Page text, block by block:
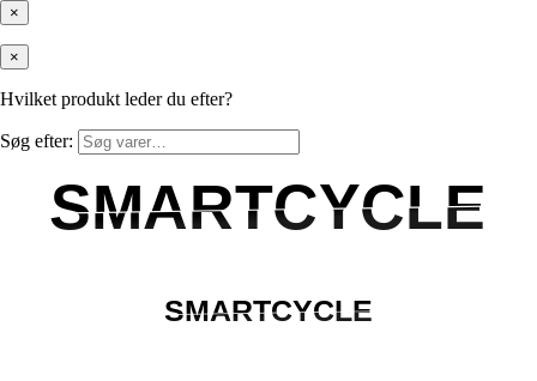
×
×
Hvilket produkt leder du efter?
Søg efter:
SMARTCYCLE
SMARTCYCLE
SMARTCYCLE
SMARTCYCLE